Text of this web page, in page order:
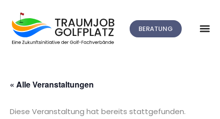
BERATUNG
« Alle Veranstaltungen
Diese Veranstaltung hat bereits stattgefunden.